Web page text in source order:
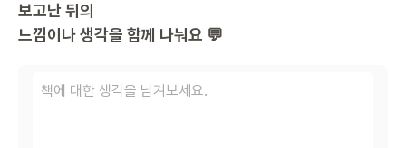
보고난 뒤의
느낌이나 생각을 함께 나눠요 💬